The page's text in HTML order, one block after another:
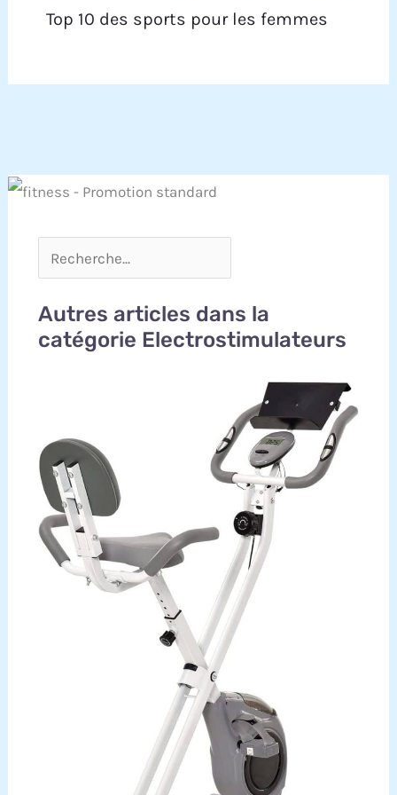
Top 10 des sports pour les femmes
Autres articles dans la
catégorie Electrostimulateurs